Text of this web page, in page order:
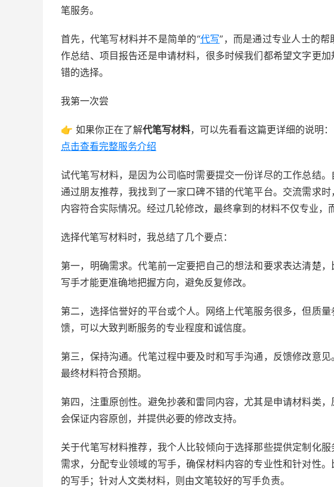
笔服务。
首先，代笔写材料并不是简单的“代写”，而是通过专业人士的
作总结、项目报告还是申请材料，很多时候我们都希望文字更
错的选择。
我第一次尝
👉 如果你正在了解代笔写材料，可以先看看这篇更详细的说明：
点击查看完整服务介绍
试代笔写材料，是因为公司临时需要提交一份详尽的工作总结。
通过朋友推荐，我找到了一家口碑不错的代笔平台。交流需求
内容符合实际情况。经过几轮修改，最终拿到的材料不仅专业，
选择代笔写材料时，我总结了几个要点：
第一，明确需求。代笔前一定要把自己的想法和要求表达清楚
写手才能更准确地把握方向，避免反复修改。
第二，选择信誉好的平台或个人。网络上代笔服务很多，但质
馈，可以大致判断服务的专业程度和诚信度。
第三，保持沟通。代笔过程中要及时和写手沟通，反馈修改意
最终材料符合预期。
第四，注重原创性。避免抄袭和雷同内容，尤其是申请材料类
会保证内容原创，并提供必要的修改支持。
关于代笔写材料推荐，我个人比较倾向于选择那些提供定制化
需求，分配专业领域的写手，确保材料内容的专业性和针对性
的写手；针对人文类材料，则由文笔较好的写手负责。